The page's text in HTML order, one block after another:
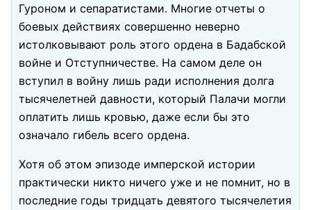
Гуроном и сепаратистами. Многие отчеты о
боевых действиях совершенно неверно
истолковывают роль этого ордена в Бадабской
войне и Отступничестве. На самом деле он
вступил в войну лишь ради исполнения долга
тысячелетней давности, который Палачи могли
оплатить лишь кровью, даже если бы это
означало гибель всего ордена.
Хотя об этом эпизоде имперской истории
практически никто ничего уже и не помнит, но в
последние годы тридцать девятого тысячелетия